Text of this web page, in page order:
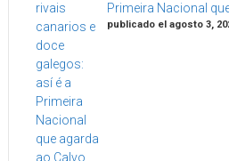
Primeira Nacional
publicado el agosto 3,